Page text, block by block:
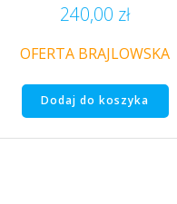
240,00 zł
OFERTA BRAJLOWSKA
Dodaj do koszyka